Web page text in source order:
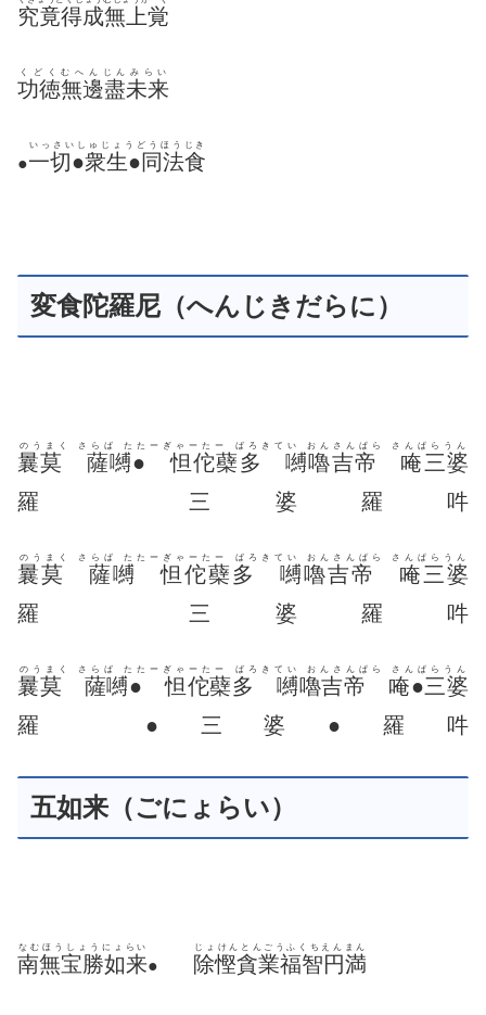
究竟得成無上覚
功徳無邊盡未来
くどくむへんじんみらい
●一切●衆生●同法食
いっさいしゅじょうどうほうじき
変食陀羅尼（へんじきだらに）
曩莫 薩嚩● 怛佗蘗多 嚩嚕吉帝 唵三婆
羅 三婆羅吽
のうまく さらば たたーぎゃーたー ばろきてい おんさんぱら さんぱらうん
曩莫 薩嚩 怛佗蘗多 嚩嚕吉帝 唵三婆
羅 三婆羅吽
のうまく さらば たたーぎゃーたー ばろきてい おんさんぱら さんぱらうん
曩莫 薩嚩● 怛佗蘗多 嚩嚕吉帝 唵●三婆
羅 ●三婆●羅吽
のうまく さらば たたーぎゃーたー ばろきてい おんさんぱら さんぱらうん
五如来（ごにょらい）
南無宝勝如来
なむほうしょうにょらい
● 除慳貪業福智円満
じょけんとんごうふくちえんまん